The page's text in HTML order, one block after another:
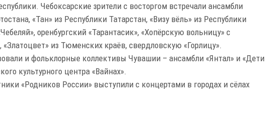
Чебоксарские зрители с восторгом встречали ансамбли
«Тан» из Республики Татарстан, «Визу вёль» из Республики
оренбургский «Тарантасик», «Хопёрскую вольницу» с
«Златоцвет» из Тюменских краёв, свердловскую «Горлицу».
и фольклорные коллективы Чувашии – ансамбли «Янтал» и «Дети
культурного центра «Вайнах».
«Родников России» выступили с концертами в городах и сёлах